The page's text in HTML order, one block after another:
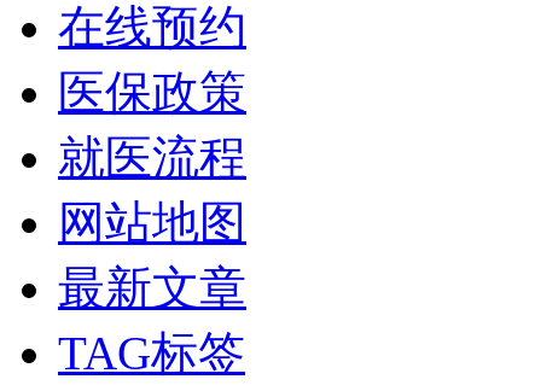
在线预约
医保政策
就医流程
网站地图
最新文章
TAG标签